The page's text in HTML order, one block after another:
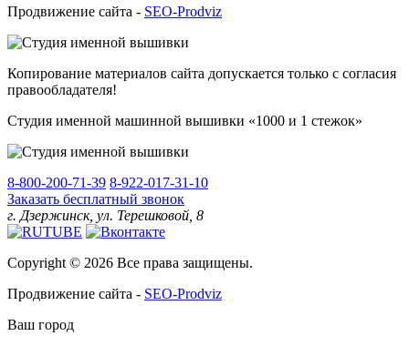
Продвижение сайта - SEO-Prodviz
Копирование материалов сайта допускается только с согласия
правообладателя!
Студия именной машинной вышивки «1000 и 1 стежок»
8-800-200-71-39 8-922-017-31-10
Заказать бесплатный звонок
г. Дзержинск, ул. Терешковой, 8
Copyright © 2026 Все права защищены.
Продвижение сайта - SEO-Prodviz
Ваш город